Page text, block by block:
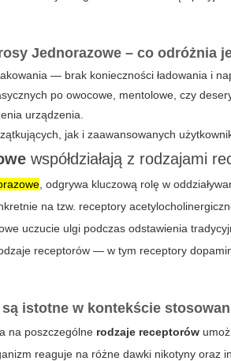
Jednorazowe – co odróżnia
— brak konieczności ładowania i
po owocowe, mentolowe, czy
urządzenia.
jak i zaawansowanych
współdziałają z rodzajami
, odgrywa kluczową rolę w
na tzw. receptory
uczucie ulgi podczas odstawienia
receptorów — w tym receptory
istotne w kontekście
na poszczególne rodzaje receptorów
reaguje na różne dawki nikotyny oraz